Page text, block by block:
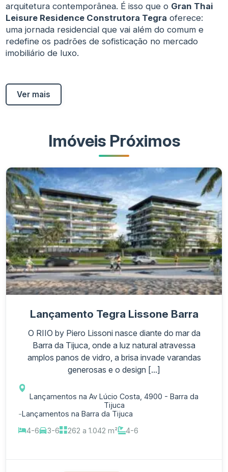
arquitetura contemporânea. É isso que o Gran Thai
Leisure Residence Construtora Tegra oferece:
uma jornada residencial que vai além do comum e
redefine os padrões de sofisticação no mercado
imobiliário de luxo.
Ver mais
Imóveis Próximos
Lançamento Tegra Lissone Barra
O RIIO by Piero Lissoni nasce diante do mar da
Barra da Tijuca, onde a luz natural atravessa
amplos panos de vidro, a brisa invade varandas
generosas e o design [...]
Lançamentos na Av Lúcio Costa, 4900 - Barra da
Tijuca
-Lançamentos na Barra da Tijuca
4-6
3-6 262 a 1.042 m² 4-6